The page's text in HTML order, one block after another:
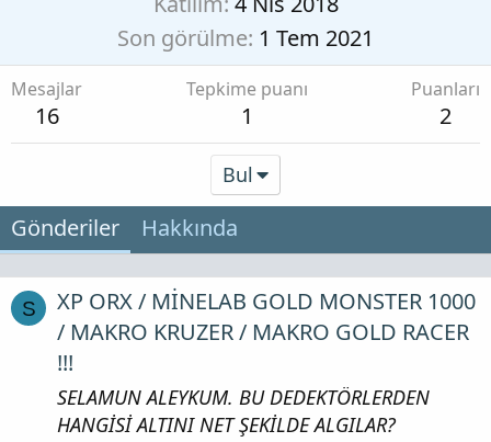
Son görülme 1 Tem 2021
Mesajlar
16
Tepkime puanı
1
Puanları
2
Bul
Gönderiler Hakkında
S
XP ORX / MİNELAB GOLD MONSTER 1000
/ MAKRO KRUZER / MAKRO GOLD RACER
!!!
SELAMUN ALEYKUM. BU DEDEKTÖRLERDEN
HANGİSİ ALTINI NET ŞEKİLDE ALGILAR?